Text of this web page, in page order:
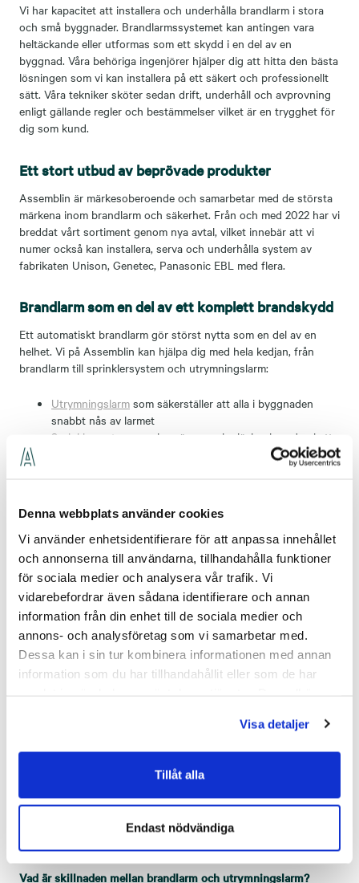
Denna webbplats använder cookies
Vi använder enhetsidentifierare för att anpassa innehållet
och annonserna till användarna, tillhandahålla funktioner
för sociala medier och analysera vår trafik. Vi
vidarebefordrar även sådana identifierare och annan
information från din enhet till de sociala medier och
annons- och analysföretag som vi samarbetar med.
Dessa kan i sin tur kombinera informationen med annan
information som du har tillhandahållit eller som de har
Visa detaljer
Tillåt alla
Endast nödvändiga
Vi har kapacitet att installera och underhålla brandlarm i stora
och små byggnader. Brandlarmssystemet kan antingen vara
heltäckande eller utformas som ett skydd i en del av en
byggnad. Våra behöriga ingenjörer hjälper dig att hitta den bästa
lösningen som vi kan installera på ett säkert och professionellt
sätt. Våra tekniker sköter sedan drift, underhåll och avprovning
enligt gällande regler och bestämmelser vilket är en trygghet för
dig som kund.
Ett stort utbud av beprövade produkter
Assemblin är märkesoberoende och samarbetar med de största
märkena inom brandlarm och säkerhet. Från och med 2022 har vi
breddat vårt sortiment genom nya avtal, vilket innebär att vi
numer också kan installera, serva och underhålla system av
fabrikaten Unison, Genetec, Panasonic EBL med flera.
Brandlarm som en del av ett komplett brandskydd
Ett automatiskt brandlarm gör störst nytta som en del av en
helhet. Vi på Assemblin kan hjälpa dig med hela kedjan, från
brandlarm till sprinklersystem och utrymningslarm:
Utrymningslarm som säkerställer att alla i byggnaden
snabbt nås av larmet
Sprinklersystem
som begränsar och släcker branden i ett
tidigt skede, läs mer om vårt sprinklererbjudande
kameraövervakningför
Med en leverantör för hela brandskyddet får du en kontaktväg,
samordnade serviceavtal och system som fungerar tillsammans.
Kontakta våra experter
Vanliga frågor om brandlarm
Hur ofta måste ett brandlarmsystem kontrolleras?
En anläggning ska enligt SBF 110 provas löpande genom
månads- och kvartalsprov samt genomgå en årlig
revisionsbesiktning, den brandskyddskontroll av anläggningen
som försäkringsbolag och myndigheter kräver. Med ett
Vad är skillnaden mellan brandlarm och utrymningslarm?